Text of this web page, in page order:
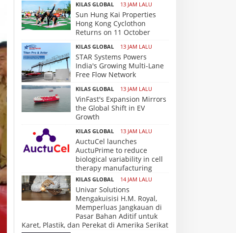
KILAS GLOBAL 13 JAM LALU
Sun Hung Kai Properties
Hong Kong Cyclothon
Returns on 11 October
KILAS GLOBAL 13 JAM LALU
STAR Systems Powers
India's Growing Multi-Lane
Free Flow Network
KILAS GLOBAL 13 JAM LALU
VinFast's Expansion Mirrors
the Global Shift in EV
Growth
KILAS GLOBAL 13 JAM LALU
AuctuCel launches
AuctuPrime to reduce
biological variability in cell
therapy manufacturing
KILAS GLOBAL 14 JAM LALU
Univar Solutions
Mengakuisisi H.M. Royal,
Memperluas Jangkauan di
Pasar Bahan Aditif untuk
Karet, Plastik, dan Perekat di Amerika Serikat